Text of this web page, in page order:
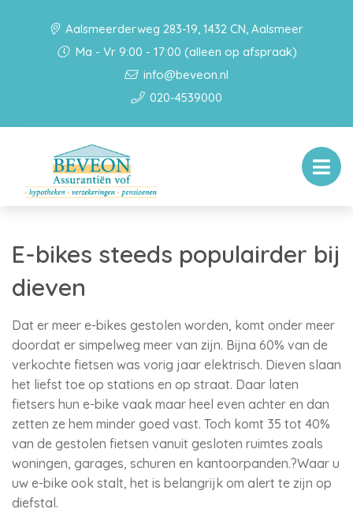
Aalsmeerderweg 283-19, 1432 CN, Aalsmeer
Ma - Vr 9:00 - 17:00 (alleen op afspraak)
info@beveon.nl
020-4539000
E-bikes steeds populairder bij
dieven
Dat er meer e-bikes gestolen worden, komt onder meer
doordat er simpelweg meer van zijn. Bijna 60% van de
verkochte fietsen was vorig jaar elektrisch. Dieven slaan
het liefst toe op stations en op straat. Daar laten
fietsers hun e-bike vaak maar heel even achter en dan
zetten ze hem minder goed vast. Toch komt 35 tot 40%
van de gestolen fietsen vanuit gesloten ruimtes zoals
woningen, garages, schuren en kantoorpanden.?Waar u
uw e-bike ook stalt, het is belangrijk om alert te zijn op
diefstal.